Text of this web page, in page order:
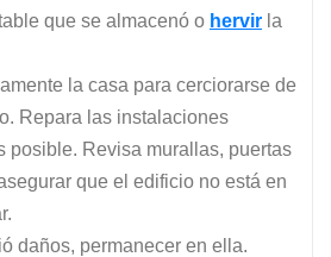
que se almacenó o hervir la
la casa para cerciorarse de
Repara las instalaciones
posible. Revisa murallas, puertas
que el edificio no está en
daños, permanecer en ella.